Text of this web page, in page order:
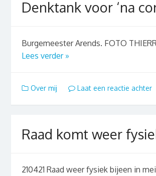
Denktank voor ‘na
Burgemeester Arends. FOTO
Lees verder »
Over mij Laat een reactie achter
Raad komt weer
210421 Raad weer fysiek bijeen in